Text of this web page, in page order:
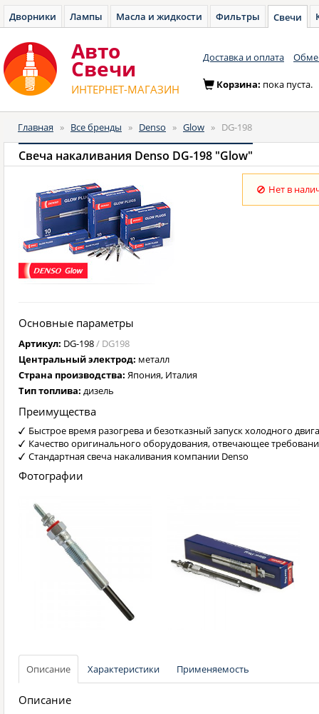
Дворники Лампы Масла и жидкости Фильтры Свечи
Авто
Cвечи
ИНТЕРНЕТ-МАГАЗИН
Доставка и оплата
Корзина: пока пуста.
Главная » Все бренды » Denso » Glow » DG-198
Свеча накаливания Denso DG-198 "Glow"
Нет в
Основные параметры
Артикул: DG-198/ DG198
Центральный электрод: металл
Страна производства: Япония, Италия
Тип топлива: дизель
Преимущества
Быстрое время разогрева и безотказный запуск холодного
Качество оригинального оборудования, отвечающее
Стандартная свеча накаливания компании Denso
Фотографии
Описание Характеристики Применяемость
Описание